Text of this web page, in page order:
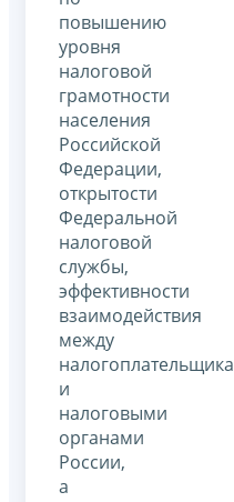
повышению
уровня
налоговой
грамотности
населения
Российской
Федерации,
открытости
Федеральной
налоговой
службы,
эффективности
взаимодействия
между
и
налоговыми
органами
России,
а